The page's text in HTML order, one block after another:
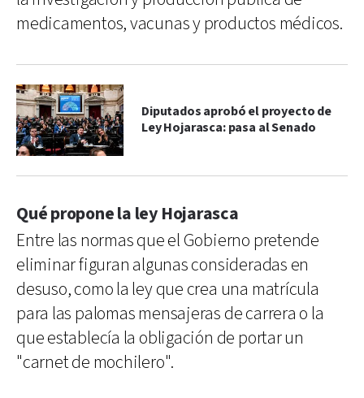
medicamentos, vacunas y productos médicos.
Diputados aprobó el proyecto de
Ley Hojarasca: pasa al Senado
Qué propone la ley Hojarasca
Entre las normas que el Gobierno pretende
eliminar figuran algunas consideradas en
desuso, como la ley que crea una matrícula
para las palomas mensajeras de carrera o la
que establecía la obligación de portar un
"carnet de mochilero".